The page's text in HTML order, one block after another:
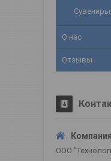
Сувениры
О нас
Отзывы
ООО